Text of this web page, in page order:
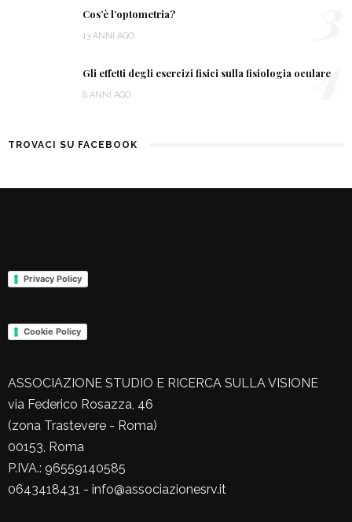
Cos’è l’optometria?
13 ANNI AGO
Gli effetti degli esercizi fisici sulla fisiologia oculare
8 ANNI AGO 4
TROVACI SU FACEBOOK
Privacy Policy
Cookie Policy
ASSOCIAZIONE STUDIO E RICERCA SULLA VISIONE
via Federico Rosazza, 46
(zona Trastevere - Roma)
00153, Roma
P.IVA.: 96559140585
0643418431 - info@associazionesrv.it